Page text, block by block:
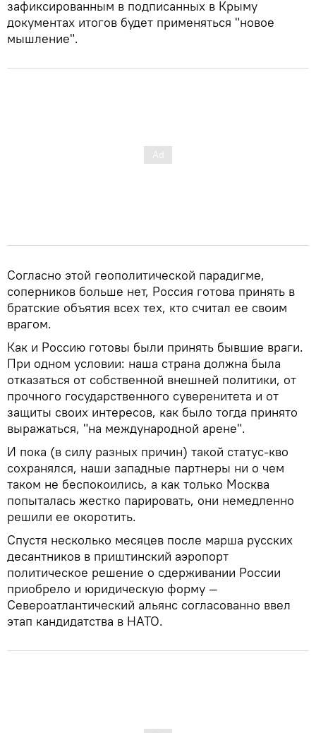
зафиксированным в подписанных в Крыму
документах итогов будет применяться "новое
мышление".
Согласно этой геополитической парадигме,
соперников больше нет, Россия готова принять в
братские объятия всех тех, кто считал ее своим
врагом.
Как и Россию готовы были принять бывшие враги.
При одном условии: наша страна должна была
отказаться от собственной внешней политики, от
прочного государственного суверенитета и от
защиты своих интересов, как было тогда принято
выражаться, "на международной арене".
И пока (в силу разных причин) такой статус-кво
сохранялся, наши западные партнеры ни о чем
таком не беспокоились, а как только Москва
попыталась жестко парировать, они немедленно
решили ее окоротить.
Спустя несколько месяцев после марша русских
десантников в приштинский аэропорт
политическое решение о сдерживании России
приобрело и юридическую форму —
Североатлантический альянс согласованно ввел
этап кандидатства в НАТО.